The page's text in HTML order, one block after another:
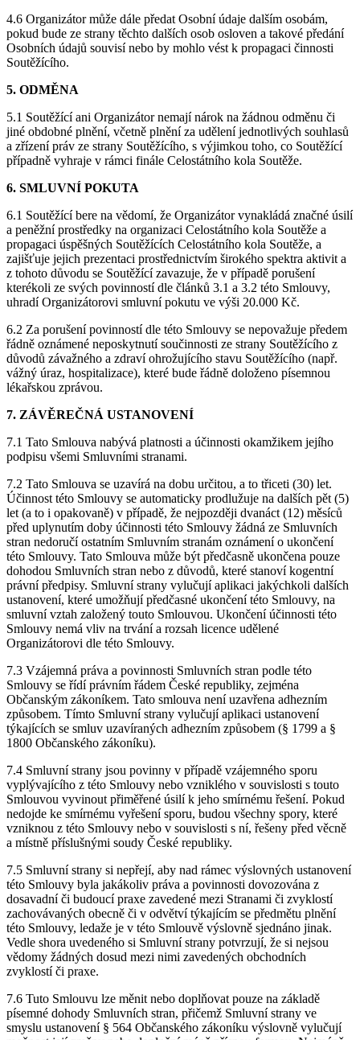
4.6 Organizátor může dále předat Osobní údaje dalším osobám,
pokud bude ze strany těchto dalších osob osloven a takové předání
Osobních údajů souvisí nebo by mohlo vést k propagaci činnosti
Soutěžícího.
5. ODMĚNA
5.1 Soutěžící ani Organizátor nemají nárok na žádnou odměnu či
jiné obdobné plnění, včetně plnění za udělení jednotlivých souhlasů
a zřízení práv ze strany Soutěžícího, s výjimkou toho, co Soutěžící
případně vyhraje v rámci finále Celostátního kola Soutěže.
6. SMLUVNÍ POKUTA
6.1 Soutěžící bere na vědomí, že Organizátor vynakládá značné úsilí
a peněžní prostředky na organizaci Celostátního kola Soutěže a
propagaci úspěšných Soutěžících Celostátního kola Soutěže, a
zajišťuje jejich prezentaci prostřednictvím širokého spektra aktivit a
z tohoto důvodu se Soutěžící zavazuje, že v případě porušení
kterékoli ze svých povinností dle článků 3.1 a 3.2 této Smlouvy,
uhradí Organizátorovi smluvní pokutu ve výši 20.000 Kč.
6.2 Za porušení povinností dle této Smlouvy se nepovažuje předem
řádně oznámené neposkytnutí součinnosti ze strany Soutěžícího z
důvodů závažného a zdraví ohrožujícího stavu Soutěžícího (např.
vážný úraz, hospitalizace), které bude řádně doloženo písemnou
lékařskou zprávou.
7. ZÁVĚREČNÁ USTANOVENÍ
7.1 Tato Smlouva nabývá platnosti a účinnosti okamžikem jejího
podpisu všemi Smluvními stranami.
7.2 Tato Smlouva se uzavírá na dobu určitou, a to třiceti (30) let.
Účinnost této Smlouvy se automaticky prodlužuje na dalších pět (5)
let (a to i opakovaně) v případě, že nejpozději dvanáct (12) měsíců
před uplynutím doby účinnosti této Smlouvy žádná ze Smluvních
stran nedoručí ostatním Smluvním stranám oznámení o ukončení
této Smlouvy. Tato Smlouva může být předčasně ukončena pouze
dohodou Smluvních stran nebo z důvodů, které stanoví kogentní
právní předpisy. Smluvní strany vylučují aplikaci jakýchkoli dalších
ustanovení, které umožňují předčasné ukončení této Smlouvy, na
smluvní vztah založený touto Smlouvou. Ukončení účinnosti této
Smlouvy nemá vliv na trvání a rozsah licence udělené
Organizátorovi dle této Smlouvy.
7.3 Vzájemná práva a povinnosti Smluvních stran podle této
Smlouvy se řídí právním řádem České republiky, zejména
Občanským zákoníkem. Tato smlouva není uzavřena adhezním
způsobem. Tímto Smluvní strany vylučují aplikaci ustanovení
týkajících se smluv uzavíraných adhezním způsobem (§ 1799 a §
1800 Občanského zákoníku).
7.4 Smluvní strany jsou povinny v případě vzájemného sporu
vyplývajícího z této Smlouvy nebo vzniklého v souvislosti s touto
Smlouvou vyvinout přiměřené úsilí k jeho smírnému řešení. Pokud
nedojde ke smírnému vyřešení sporu, budou všechny spory, které
vzniknou z této Smlouvy nebo v souvislosti s ní, řešeny před věcně
a místně příslušnými soudy České republiky.
7.5 Smluvní strany si nepřejí, aby nad rámec výslovných ustanovení
této Smlouvy byla jakákoliv práva a povinnosti dovozována z
dosavadní či budoucí praxe zavedené mezi Stranami či zvyklostí
zachovávaných obecně či v odvětví týkajícím se předmětu plnění
této Smlouvy, ledaže je v této Smlouvě výslovně sjednáno jinak.
Vedle shora uvedeného si Smluvní strany potvrzují, že si nejsou
vědomy žádných dosud mezi nimi zavedených obchodních
zvyklostí či praxe.
7.6 Tuto Smlouvu lze měnit nebo doplňovat pouze na základě
písemné dohody Smluvních stran, přičemž Smluvní strany ve
smyslu ustanovení § 564 Občanského zákoníku výslovně vylučují